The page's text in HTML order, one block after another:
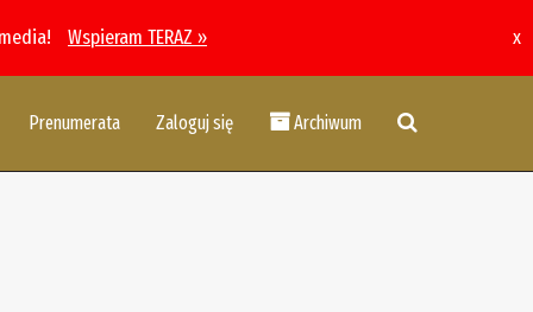
Wspieram TERAZ » x
Prenumerata Zaloguj się Archiwum